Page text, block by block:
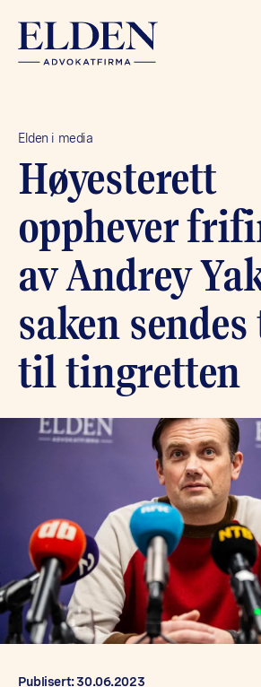
Elden i media
Høyesterett
opphever
av Andrey
saken
til tingretten
Publisert: 30.06.2023